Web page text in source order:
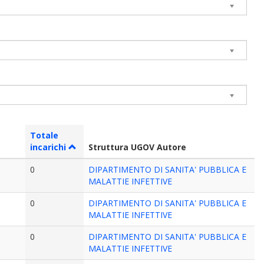
Totale
incarichi
Struttura UGOV Autore
0
DIPARTIMENTO DI SANITA' PUBBLICA E
MALATTIE INFETTIVE
0
DIPARTIMENTO DI SANITA' PUBBLICA E
MALATTIE INFETTIVE
0
DIPARTIMENTO DI SANITA' PUBBLICA E
MALATTIE INFETTIVE